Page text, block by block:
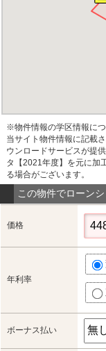
※物件情報の学区情報に
当サイト物件情報に記載
ウンロードサービスが提
タ【2021年度】を元に加
る場合がございます。
この物件でローン
価格
年利率
ボーナス払い